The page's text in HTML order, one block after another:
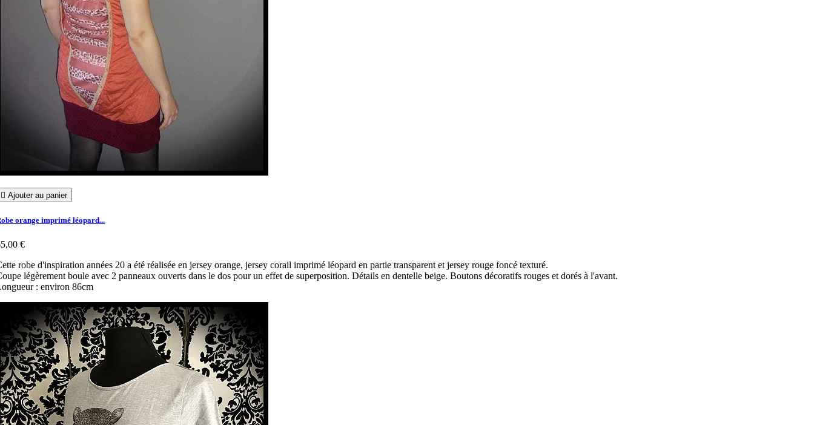
 Ajouter au panier
orange imprimé léopard...
€
robe d'inspiration années 20 a été réalisée en jersey orange, jersey corail imprimé léopard en partie transparent et jersey rouge foncé texturé.
légèrement boule avec 2 panneaux ouverts dans le dos pour un effet de superposition. Détails en dentelle beige. Boutons décoratifs rouges et dorés à l'avant.
: environ 86cm